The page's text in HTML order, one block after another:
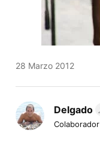
28 Marzo 2012
Delgado
Colaborador